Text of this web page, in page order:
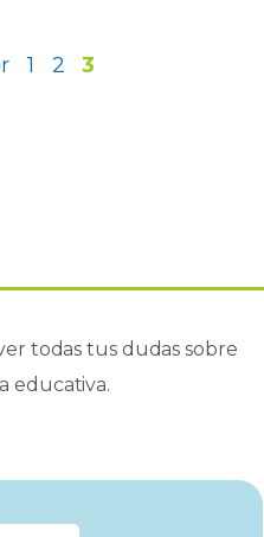
Página
1 Página
2 Página
3
todas tus dudas sobre
educativa.